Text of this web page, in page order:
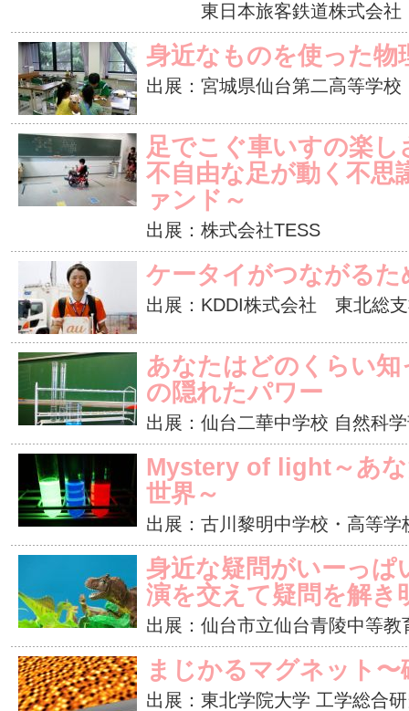
東日本旅客鉄道株式会社
身近なものを使った物
出展：宮城県仙台第二高等学
足でこぐ車いすの楽
不自由な足が動く不思
ァンド～
出展：株式会社TESS
ケータイがつながるた
出展：KDDI株式会社 東北総
あなたはどのくらい
の隠れたパワー
出展：仙台二華中学校 自然科
Mystery of light～あ
世界～
出展：古川黎明中学校・高等
身近な疑問がいーっぱ
演を交えて疑問を解き
出展：仙台市立仙台青陵中等教
まじかるマグネット
出展：東北学院大学 工学総合